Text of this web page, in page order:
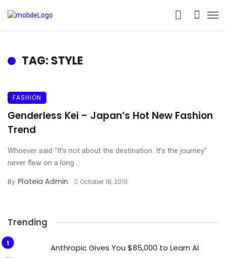
TAG: STYLE
FASHION
Genderless Kei – Japan’s Hot New Fashion
Trend
Whoever said “It’s not about the destination. It’s the journey”
never flew on a long ...
By Plateia Admin October 18, 2019
Trending
Anthropic Gives You $85,000 to Learn AI